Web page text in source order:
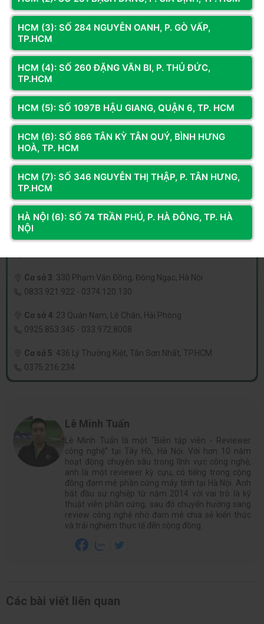
Công Ty CPTM Dịch Vụ và Công Nghệ Hoàng Long
Website: https://hoanglongcomputer.vn
Email:
hoanglongcomputer94nvt@gmail.com
Cơ sở 1:LK2A 17 Nguyễn Văn Trỗi, Hà Đông, Hà Nội
098.236.8008- 0339.69.8008
Cơ sở 2:191 Đại La, Tương Mai, Hà Nội
Cơ sở 3: 330 Phạm Văn Đồng, Đông Ngạc, Hà Nội
0833.921.922 - 0374.120.130
Cơ sở 4: 23 Quán Nam, Lê Chân, Hải Phòng
0925.853.345 - 033.972.8008
Cơ sở 5: 436 Lý Thường Kiệt, Tân Sơn Nhất, TP.HCM
0375.216.234
Lê Minh Tuấn
Lê Minh Tuấn là một “Biên tập viên - Reviewer
công nghệ” tại Tây Hồ, Hà Nội. Với hơn 10 năm
hoạt động chuyên sâu trong lĩnh vực công nghệ,
anh là một reviewer kỳ cựu, có tiếng trong cộng
đồng đam mê phần cứng máy tính tại Hà Nội. Anh
bắt đầu sự nghiệp từ năm 2014 với vai trò là kỹ
thuật viên phần cứng, sau đó chuyển hướng sang
review công nghệ nhờ đam mê chia sẻ kiến thức
và trải nghiệm thực tế đến cộng đồng.
Các bài viết liên quan
HCM (3): SỐ 284 NGUYỄN OANH, P. GÒ VẤP,
TP.HCM
HCM (4): SỐ 260 ĐẶNG VĂN BI, P. THỦ ĐỨC,
TP.HCM
HCM (5): SỐ 1097B HẬU GIANG, QUẬN 6, TP. HCM
HCM (6): SỐ 866 TÂN KỲ TÂN QUÝ, BÌNH HƯNG
HOÀ, TP. HCM
HCM (7): SỐ 346 NGUYỄN THỊ THẬP, P. TÂN HƯNG,
TP.HCM
HÀ NỘI (6): SỐ 74 TRẦN PHÚ, P. HÀ ĐÔNG, TP. HÀ
NỘI